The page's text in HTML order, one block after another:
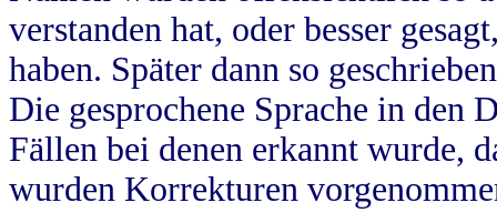
verstanden hat, oder besser
haben. Später dann so
Die gesprochene Sprache in
Fällen bei denen erkannt wurde,
wurden Korrekturen